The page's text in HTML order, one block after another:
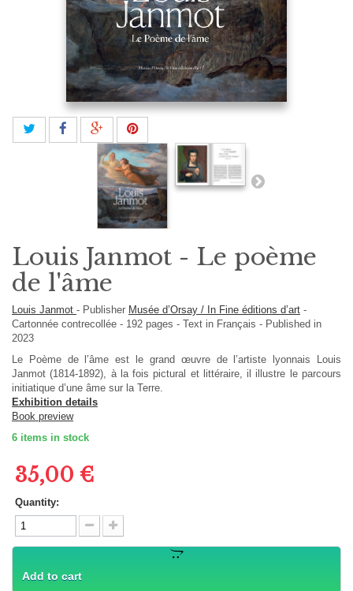
Louis Janmot - Le poème
de l'âme
Louis Janmot - Publisher Musée d’Orsay / In Fine éditions d’art -
Cartonnée contrecollée - 192 pages - Text in Français - Published in
2023
Le Poème de l’âme est le grand œuvre de l’artiste lyonnais Louis
Janmot (1814-1892), à la fois pictural et littéraire, il illustre le parcours
initiatique d’une âme sur la Terre.
Exhibition details
Book preview
6 items in stock
35,00 €
Quantity:
Add to cart